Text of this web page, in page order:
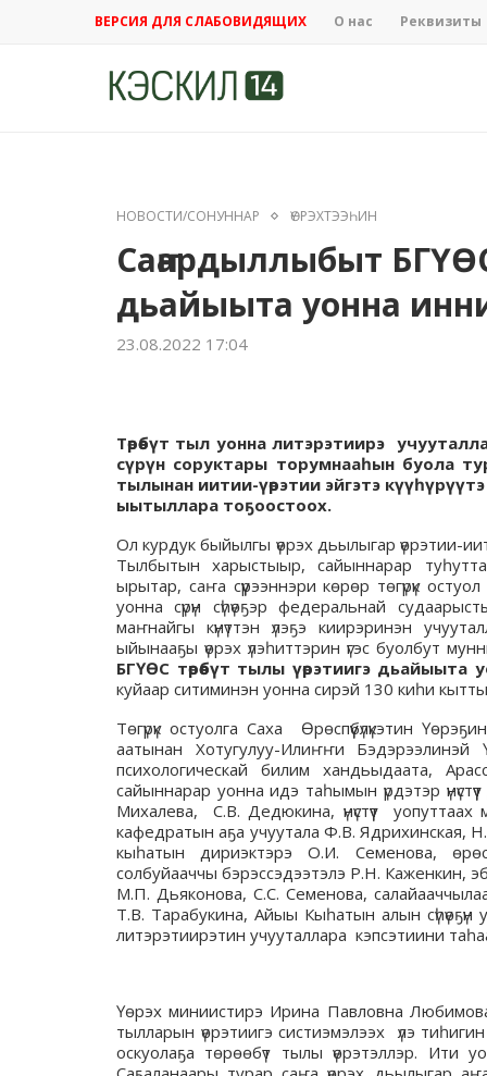
ВЕРСИЯ ДЛЯ СЛАБОВИДЯЩИХ О нас Реквизиты
НОВОСТИ/СОНУННАР ҮӨРЭХТЭЭҺИН
Саҥардыллыбыт
дьайыыта уонна
23.08.2022 17:04
Төрөөбүт тыл уонна литэрэтиирэ
сүрүн соруктары торумнааһын буола
тылынан иитии-үөрэтии эйгэтэ
ыытыллара тоҕоостоох.
Ол курдук быйылгы үөрэх дьылыгар үөрэтии-
Тылбытын харыстыыр, сайыннарар
ырытар, саҥа сүүрээннэри көрөр төгүрүк
уонна сүрүн сүһүөҕэр федеральнай
маҥнайгы күнүттэн үлэҕэ киирэринэн
ыйынааҕы үөрэх үлэһиттэрин үгэс буолбут
БГҮӨС төрөөбүт тылы үөрэтиигэ дьайыыта
куйаар ситиминэн уонна сирэй 130 киһи
Төгүрүк остуолга Саха Өрөспүүбүлүкэтин
аатынан Хотугулуу-Илиҥҥи Бэдэрээлинэй
психологическай билим хандьыдаата,
сайыннарар уонна идэ таһымын үрдэтэр
Михалева, С.В. Дедюкина, үнүстүүт
кафедратын аҕа учуутала Ф.В. Ядрихинская,
кыһатын дириэктэрэ О.И. Семенова,
солбуйааччы бэрэссэдээтэлэ Р.Н. Каженкин,
М.П. Дьяконова, С.С. Семенова,
Т.В. Тарабукина, Айыы Кыһатын алын
литэрэтиирэтин учууталлара кэпсэтиини
Үөрэх миниистирэ Ирина Павловна
тылларын үөрэтиигэ систиэмэлээх үлэ
оскуолаҕа төрөөбүт тылы үөрэтэллэр. Ити